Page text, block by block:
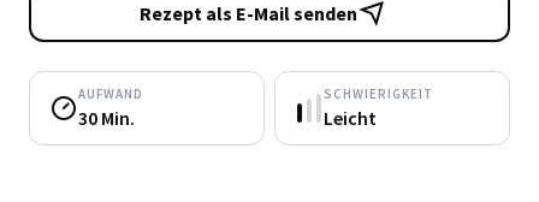
Rezept als E-Mail senden
AUFWAND
30 Min.
SCHWIERIGKEIT
Leicht